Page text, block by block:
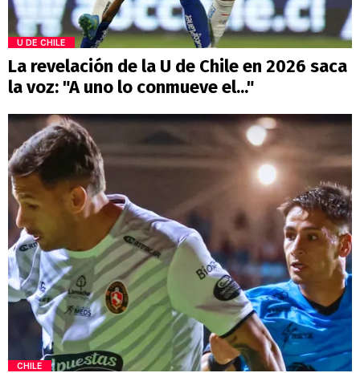
U DE CHILE
La revelación de la U de Chile en 2026 saca
la voz: "A uno lo conmueve el..."
CHILE